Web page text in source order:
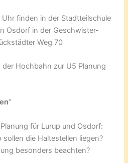
Uhr finden in der Stadtteilschule
Osdorf in der Geschwister-
Weg 70
Hochbahn zur U5 Planung
“
für Lurup und Osdorf:
die Haltestellen liegen?
besonders beachten?